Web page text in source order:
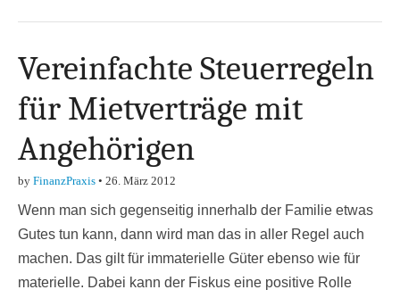
Vereinfachte Steuerregeln
für Mietverträge mit
Angehörigen
by FinanzPraxis • 26. März 2012
Wenn man sich gegenseitig innerhalb der Familie etwas
Gutes tun kann, dann wird man das in aller Regel auch
machen. Das gilt für immaterielle Güter ebenso wie für
materielle. Dabei kann der Fiskus eine positive Rolle